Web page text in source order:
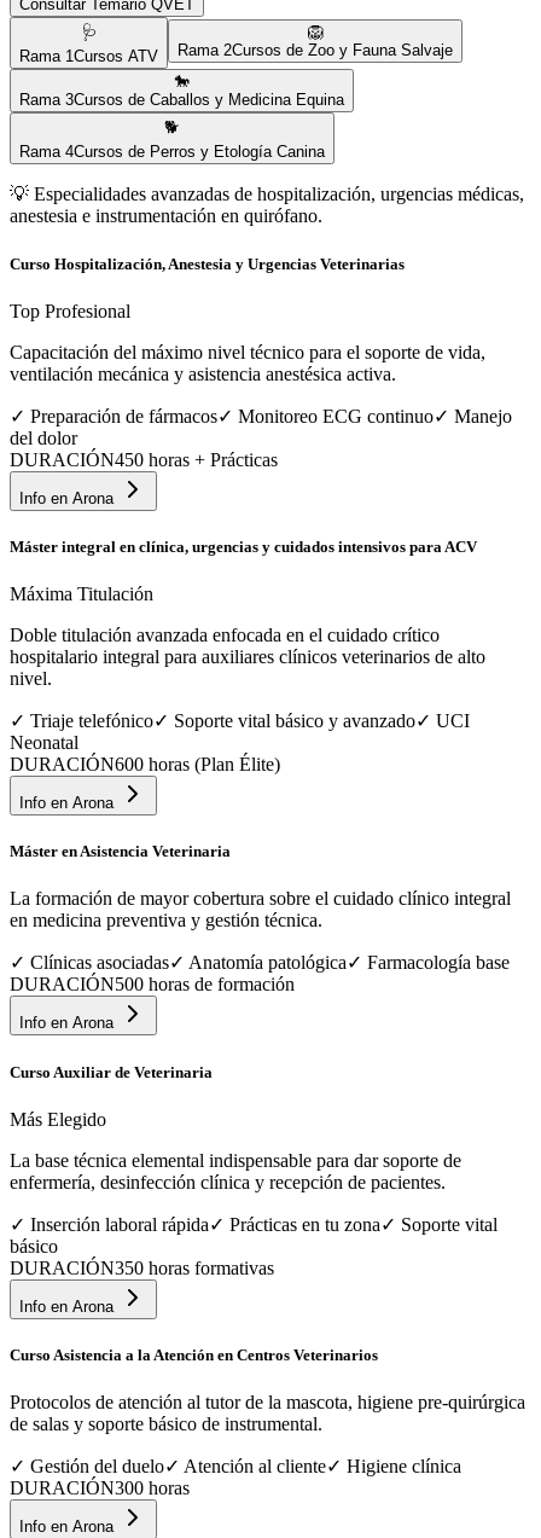
Consultar Temario QVET
🩺
Rama 1Cursos ATV
🦁
Rama 2Cursos de Zoo y Fauna Salvaje
🐎
Rama 3Cursos de Caballos y Medicina Equina
🐕
Rama 4Cursos de Perros y Etología Canina
💡 Especialidades avanzadas de hospitalización, urgencias médicas,
anestesia e instrumentación en quirófano.
Curso Hospitalización, Anestesia y Urgencias Veterinarias
Top Profesional
Capacitación del máximo nivel técnico para el soporte de vida,
ventilación mecánica y asistencia anestésica activa.
✓ Preparación de fármacos✓ Monitoreo ECG continuo✓ Manejo
del dolor
DURACIÓN450 horas + Prácticas
Info en Arona
Máster integral en clínica, urgencias y cuidados intensivos para ACV
Máxima Titulación
Doble titulación avanzada enfocada en el cuidado crítico
hospitalario integral para auxiliares clínicos veterinarios de alto
nivel.
✓ Triaje telefónico✓ Soporte vital básico y avanzado✓ UCI
Neonatal
DURACIÓN600 horas (Plan Élite)
Info en Arona
Máster en Asistencia Veterinaria
La formación de mayor cobertura sobre el cuidado clínico integral
en medicina preventiva y gestión técnica.
✓ Clínicas asociadas✓ Anatomía patológica✓ Farmacología base
DURACIÓN500 horas de formación
Info en Arona
Curso Auxiliar de Veterinaria
Más Elegido
La base técnica elemental indispensable para dar soporte de
enfermería, desinfección clínica y recepción de pacientes.
✓ Inserción laboral rápida✓ Prácticas en tu zona✓ Soporte vital
básico
DURACIÓN350 horas formativas
Info en Arona
Curso Asistencia a la Atención en Centros Veterinarios
Protocolos de atención al tutor de la mascota, higiene pre-quirúrgica
de salas y soporte básico de instrumental.
✓ Gestión del duelo✓ Atención al cliente✓ Higiene clínica
DURACIÓN300 horas
Info en Arona